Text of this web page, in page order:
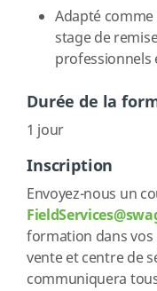
Adapté
stage de
professionnels
Durée de la
1 jour
Inscription
Envoyez-nous un
formation dans
vente et centre de
communiquera